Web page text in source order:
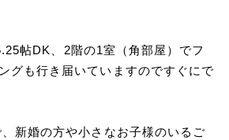
帖DK、2階の1室（角部屋）でフ
グも行き届いていますのですぐにで
新婚の方や小さなお子様のいるご